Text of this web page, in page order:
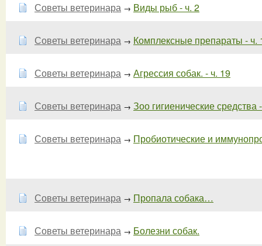
Советы ветеринара → Виды рыб - ч. 2
Советы ветеринара → Комплексные препараты - ч.
Советы ветеринара → Агрессия собак. - ч. 19
Советы ветеринара → Зоо гигиенические средства
Советы ветеринара → Пробиотические и
Советы ветеринара → Пропала собака…
Советы ветеринара → Болезни собак.